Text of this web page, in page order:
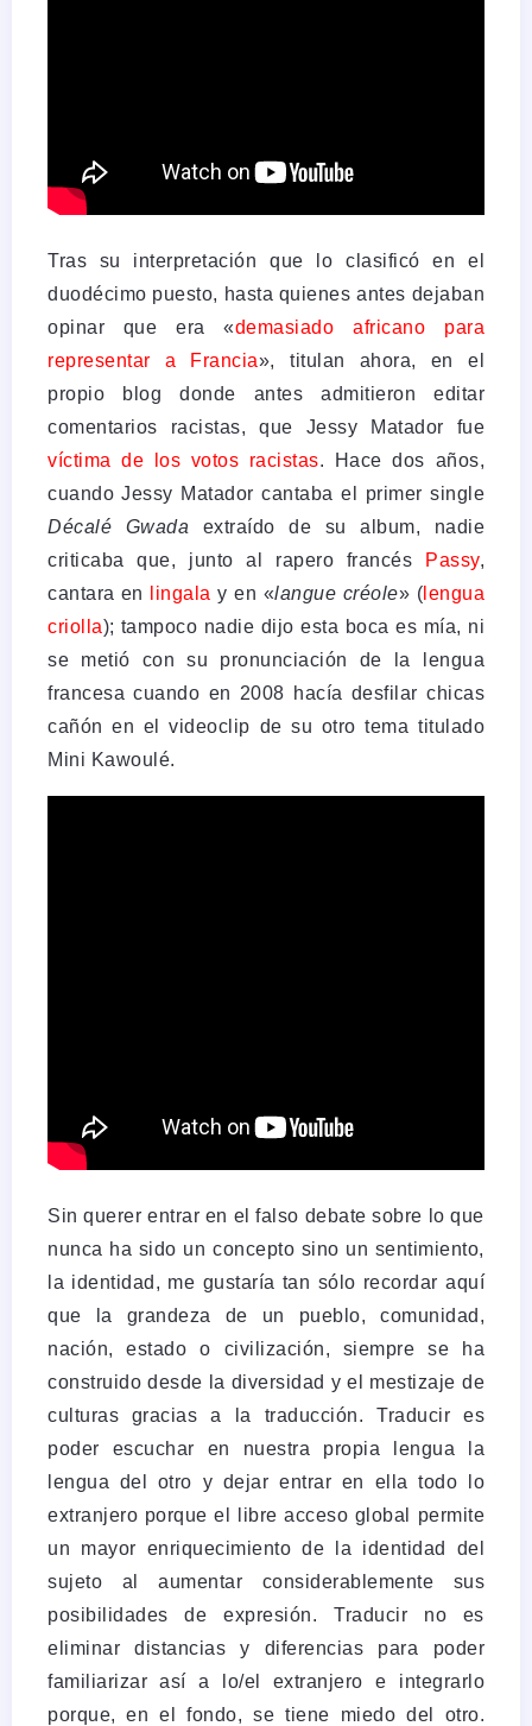
Tras su interpretación que lo clasificó en el
duodécimo puesto, hasta quienes antes dejaban
opinar que era «demasiado africano para
representar a Francia», titulan ahora, en el
propio blog donde antes admitieron editar
comentarios racistas, que Jessy Matador fue
víctima de los votos racistas. Hace dos años,
cuando Jessy Matador cantaba el primer single
Décalé Gwada extraído de su album, nadie
criticaba que, junto al rapero francés
Passy,
cantara en
lingala y en «langue créole» ( lengua
criolla); tampoco nadie dijo esta boca es mía, ni
se metió con su pronunciación de la lengua
francesa cuando en 2008 hacía desfilar chicas
cañón en el videoclip de su otro tema titulado
Mini Kawoulé.
Sin querer entrar en el falso debate sobre lo que
nunca ha sido un concepto sino un sentimiento,
la identidad, me gustaría tan sólo recordar aquí
que la grandeza de un pueblo, comunidad,
nación, estado o civilización, siempre se ha
construido desde la diversidad y el mestizaje de
culturas gracias a la traducción. Traducir es
poder escuchar en nuestra propia lengua la
lengua del otro y dejar entrar en ella todo lo
extranjero porque el libre acceso global permite
un mayor enriquecimiento de la identidad del
sujeto al aumentar considerablemente sus
posibilidades de expresión. Traducir no es
eliminar distancias y diferencias para poder
familiarizar así a lo/el extranjero e integrarlo
porque, en el fondo, se tiene miedo del otro.